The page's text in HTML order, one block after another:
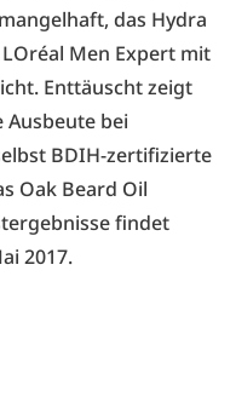
das Hydra
Men Expert mit
Enttäuscht zeigt
bei
BDIH-zertifizierte
Oak Beard Oil
findet
2017.